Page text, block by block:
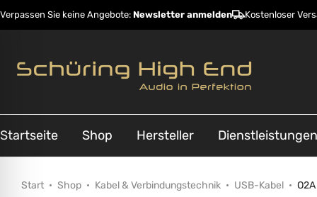
Verpassen Sie keine Angebote: Newsletter anmelden Kostenloser
Startseite Shop Hersteller Dienstleistungen
Start Shop Kabel & Verbindungstechnik USB-Kabel